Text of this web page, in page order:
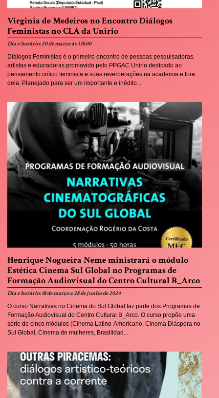
Virginia de Medeiros no Encontro Diálogos
Feministas no CLA da Unirio
Dia e horário: 20 de março às 13h00
Diálogos Feministas é o primeiro encontro de pessoas pesquisadoras,
artistas e educadoras promovido pelo PPGAC Unirio dedicado ao
pensamento crítico feminista e suas reverberações na academia e fora
dela. Planejado para ser um importante e inédito...
Henrique Nogueira Neme ministrará o módulo
Estética Cinema Sul Global no Programas de
Formação Audiovisual do Centro Cultural B_Arco
Dia e horário: 18 de março a 28 de junho de 2024
O curso Narrativas no Cinema do Sul Global faz parte dos Programas de
Formação Audiovisual do Centro Cultural B_Arco. O curso propõe uma
série de cinco módulos (Cinema Latino-Americano, Cinema Diáspora no
Sul Global, Cinema de mulheres, Brasilidad...